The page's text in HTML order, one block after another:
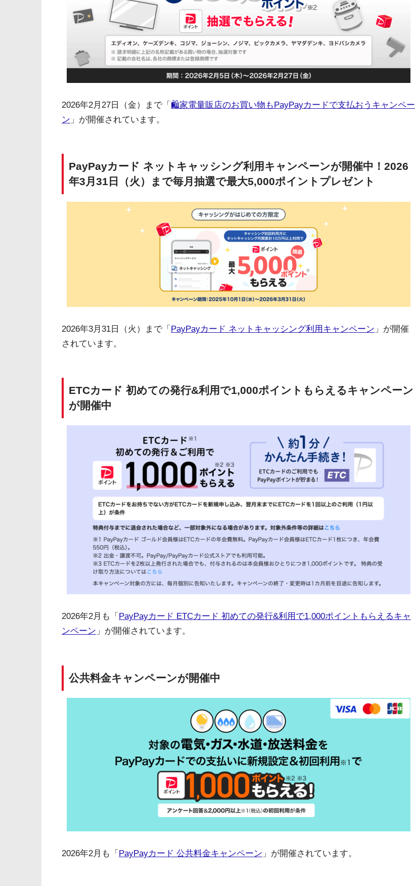
2026年2月27日（金）まで「 🛍️家電量販店のお買い物もPayPayカードで支払おうキャンペー
ン 」が開催されています。
PayPayカード ネットキャッシング利用キャンペーンが開催中！2026
年3月31日（火）まで毎月抽選で最大5,000ポイントプレゼント
2026年3月31日（火）まで「 PayPayカード ネットキャッシング利用キャンペーン 」が開催
されています。
ETCカード 初めての発行&利用で1,000ポイントもらえるキャンペーン
が開催中
2026年2月も「 PayPayカード ETCカード 初めての発行&利用で1,000ポイントもらえるキャ
ンペーン 」が開催されています。
公共料金キャンペーンが開催中
2026年2月も「 PayPayカード 公共料金キャンペーン 」が開催されています。